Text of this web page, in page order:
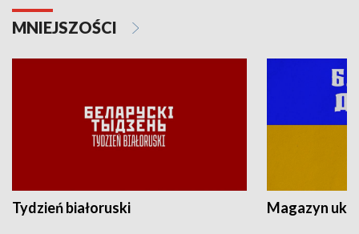
MNIEJSZOŚCI
Tydzień białoruski Magazyn